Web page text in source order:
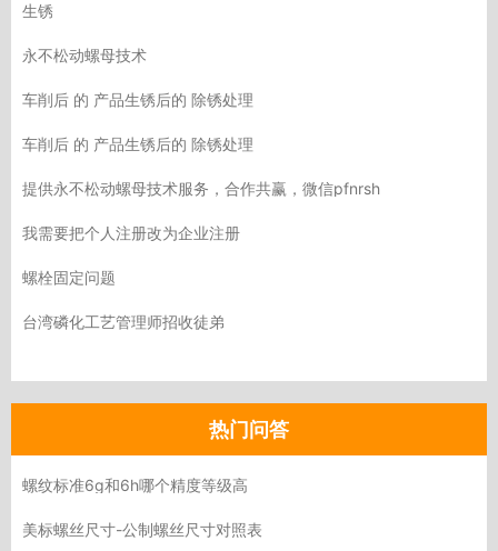
生锈
永不松动螺母技术
车削后 的 产品生锈后的 除锈处理
车削后 的 产品生锈后的 除锈处理
提供永不松动螺母技术服务，合作共赢，微信pfnrsh
我需要把个人注册改为企业注册
螺栓固定问题
台湾磷化工艺管理师招收徒弟
热门问答
螺纹标准6g和6h哪个精度等级高
美标螺丝尺寸-公制螺丝尺寸对照表